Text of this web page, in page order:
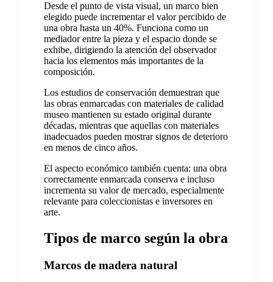
Desde el punto de vista visual, un marco bien
elegido puede incrementar el valor percibido de
una obra hasta un 40%. Funciona como un
mediador entre la pieza y el espacio donde se
exhibe, dirigiendo la atención del observador
hacia los elementos más importantes de la
composición.
Los estudios de conservación demuestran que
las obras enmarcadas con materiales de calidad
museo mantienen su estado original durante
décadas, mientras que aquellas con materiales
inadecuados pueden mostrar signos de deterioro
en menos de cinco años.
El aspecto económico también cuenta: una obra
correctamente enmarcada conserva e incluso
incrementa su valor de mercado, especialmente
relevante para coleccionistas e inversores en
arte.
Tipos de marco según la obra
Marcos de madera natural